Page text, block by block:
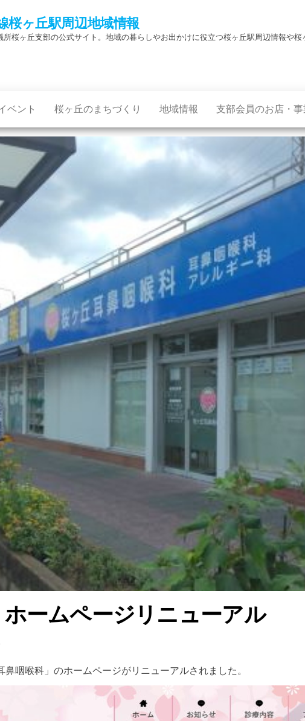
桜ヶ丘駅周辺地域情報
所桜ヶ丘支部の公式サイト。地域の暮らしやお出かけに役立つ桜ヶ丘駅周辺情報や桜
ベント 桜ヶ丘のまちづくり 地域情報 支部会員のお店・
ームページリニューアル
咽喉科」のホームページがリニューアルされました。